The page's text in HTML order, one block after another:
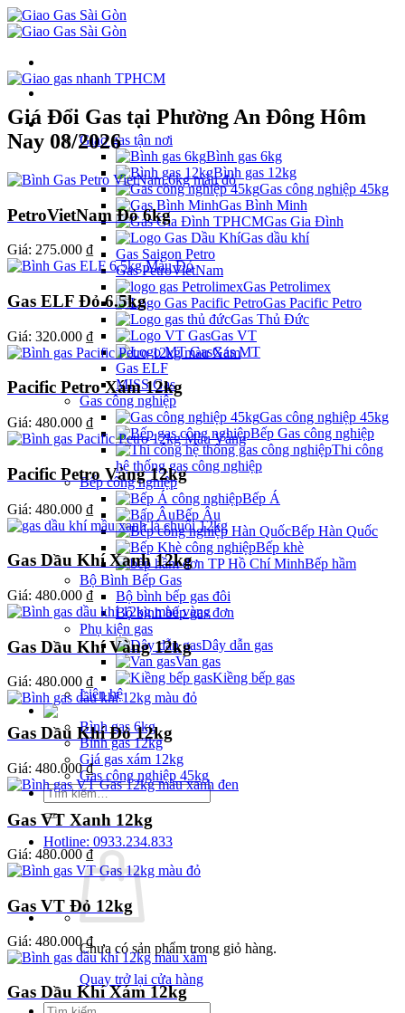
Danh mục
Giao gas tận nơi
Bình gas 6kg
Bình gas 12kg
Gas công nghiệp 45kg
Gas Bình Minh
Gas Gia Đình
Gas dầu khí
Gas Saigon Petro
Gas PetroVietNam
Gas Petrolimex
Gas Pacific Petro
Gas Thủ Đức
Gas VT
Gas MT
Gas ELF
MISS Gas
Gas công nghiệp
Gas công nghiệp 45kg
Bếp Gas công nghiệp
Thi công
hệ thống gas công nghiệp
Bếp công nghiệp
Bếp Á
Bếp Âu
Bếp Hàn Quốc
Bếp khè
Bếp hầm
Bộ Bình Bếp Gas
Bộ bình bếp gas đôi
Bộ bình bếp gas đơn
Phụ kiện gas
Dây dẫn gas
Van gas
Kiềng bếp gas
Liên hệ
Giá Gas
Bình gas 6kg
Bình gas 12kg
Giá gas xám 12kg
Gas công nghiệp 45kg
Tìm
kiếm:
Hotline: 0933.234.833
Chưa có sản phẩm trong giỏ hàng.
Quay trở lại cửa hàng
Tìm
Giá Đổi Gas tại Phường An Đông Hôm
Nay 08/2026
PetroVietNam Đỏ 6kg
Giá: 275.000 ₫
Gas ELF Đỏ 6.5kg
Giá: 320.000 ₫
Pacific Petro Xám 12kg
Giá: 480.000 ₫
Pacific Petro Vàng 12kg
Giá: 480.000 ₫
Gas Dầu Khí Xanh 12kg
Giá: 480.000 ₫
Gas Dầu Khí Vàng 12kg
Giá: 480.000 ₫
Gas Dầu Khí Đỏ 12kg
Giá: 480.000 ₫
Gas VT Xanh 12kg
Giá: 480.000 ₫
Gas VT Đỏ 12kg
Giá: 480.000 ₫
Gas Dầu Khí Xám 12kg